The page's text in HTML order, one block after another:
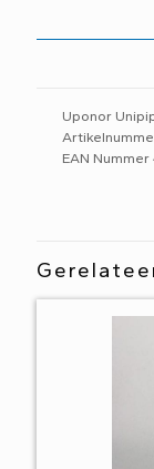
Uponor
EAN